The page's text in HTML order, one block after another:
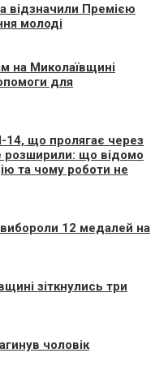
відзначили Премією
молоді
на Миколаївщині
для
що пролягає через
розширили: що відомо
та чому роботи не
12 медалей на
зіткнулись три
чоловік